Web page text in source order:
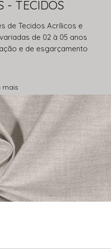
- TECIDOS
de Tecidos Acrílicos e
de 02 à 05 anos
e de esgarçamento
mais